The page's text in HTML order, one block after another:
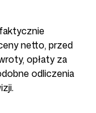
netto, przed
opłaty za
odliczenia